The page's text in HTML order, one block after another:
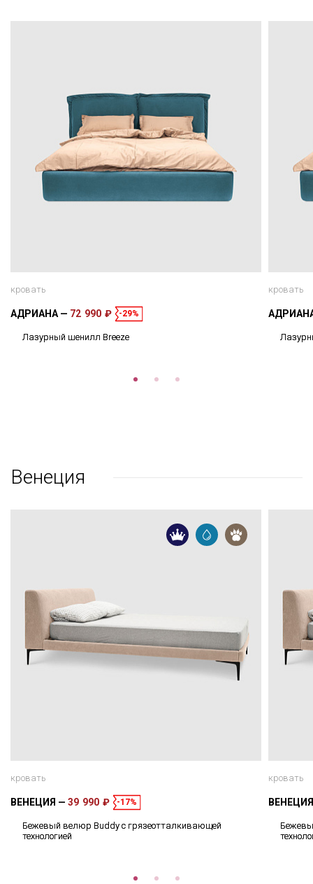
кровать
АДРИАНА 72 990 ₽ -29%
Лазурный шенилл Breeze
кровать
Венеция
кровать
ВЕНЕЦИЯ 39 990 ₽ -17%
Бежевый велюр Buddy с грязеотталкивающей
технологией
кровать